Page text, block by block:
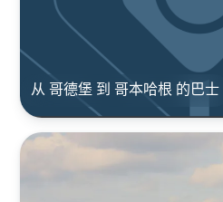
从 哥德堡 到 哥本哈根 的巴士